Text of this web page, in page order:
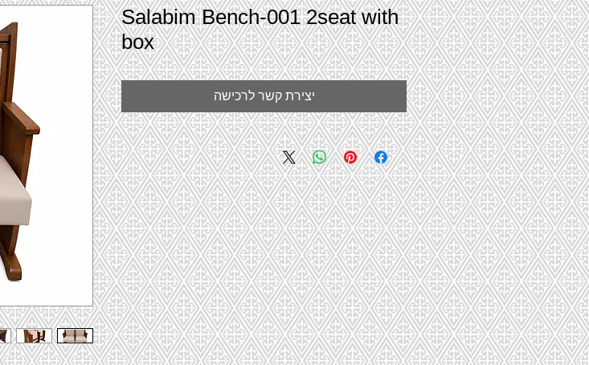
Salabim Bench-001 2seat with
box
יצירת קשר לרכישה